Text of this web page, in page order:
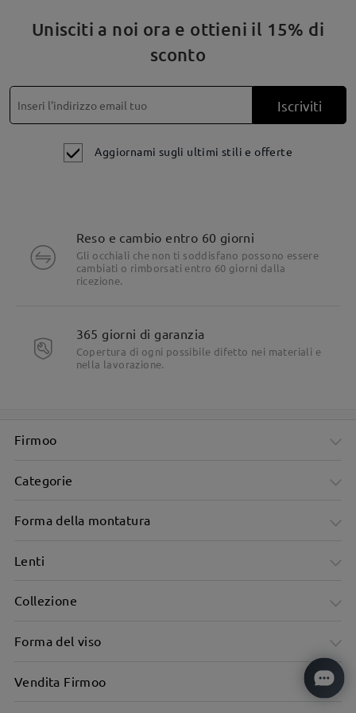
Dettagli del prodotto
Montatura metallica sottile a occhio di gatto con linee
Unisciti a noi ora e ottieni il 15% di
sconto
Iscriviti
Aggiornami sugli ultimi stili e offerte
Reso e cambio entro 60 giorni
Gli occhiali che non ti soddisfano possono essere
cambiati o rimborsati entro 60 giorni dalla
ricezione.
365 giorni di garanzia
Copertura di ogni possibile difetto nei materiali e
nella lavorazione.
Firmoo
Categorie
Forma della montatura
Lenti
Collezione
Forma del viso
Vendita Firmoo